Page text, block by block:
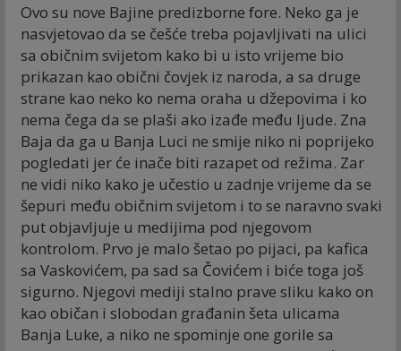
Ovo su nove Bajine predizborne fore. Neko ga je
nasvjetovao da se češće treba pojavljivati na ulici
sa običnim svijetom kako bi u isto vrijeme bio
prikazan kao obični čovjek iz naroda, a sa druge
strane kao neko ko nema oraha u džepovima i ko
nema čega da se plaši ako izađe među ljude. Zna
Baja da ga u Banja Luci ne smije niko ni poprijeko
pogledati jer će inače biti razapet od režima. Zar
ne vidi niko kako je učestio u zadnje vrijeme da se
šepuri među običnim svijetom i to se naravno svaki
put objavljuje u medijima pod njegovom
kontrolom. Prvo je malo šetao po pijaci, pa kafica
sa Vaskovićem, pa sad sa Čovićem i biće toga još
sigurno. Njegovi mediji stalno prave sliku kako on
kao običan i slobodan građanin šeta ulicama
Banja Luke, a niko ne spominje one gorile sa